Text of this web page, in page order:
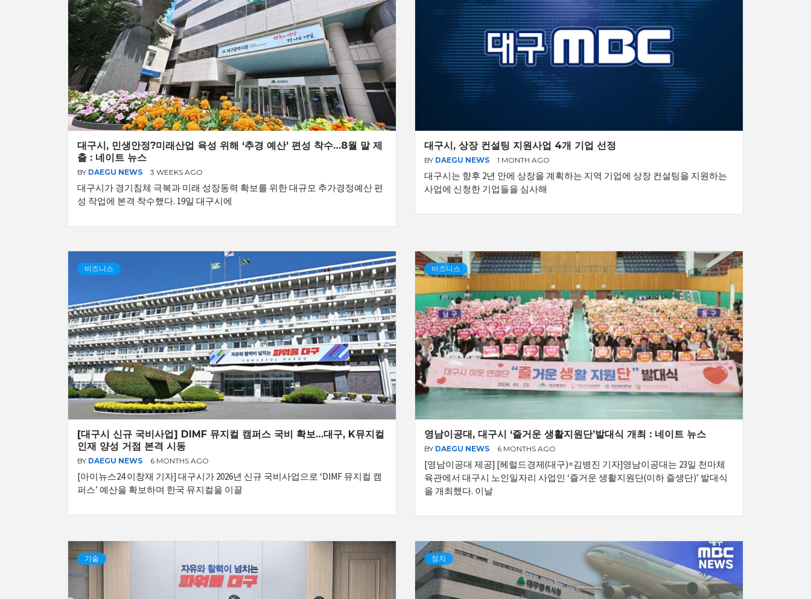
대구시, 민생안정?미래산업 육성 위해 ‘추경 예산’ 편성 착수…8월 말 제
출 : 네이트 뉴스
BY DAEGU NEWS 3 WEEKS AGO
대구시가 경기침체 극복과 미래 성장동력 확보를 위한 대규모 추가경정예산 편
성 작업에 본격 착수했다. 19일 대구시에
대구시, 상장 컨설팅 지원사업 4개 기업 선정
BY DAEGU NEWS 1 MONTH AGO
대구시는 향후 2년 안에 상장을 계획하는 지역 기업에 상장 컨설팅을 지원하는
사업에 신청한 기업들을 심사해
비즈니스
[대구시 신규 국비사업] DIMF 뮤지컬 캠퍼스 국비 확보…대구, K뮤지컬
인재 양성 거점 본격 시동
BY DAEGU NEWS 6 MONTHS AGO
[아이뉴스24 이창재 기자] 대구시가 2026년 신규 국비사업으로 ‘DIMF 뮤지컬 캠
퍼스’ 예산을 확보하며 한국 뮤지컬을 이끌
비즈니스
영남이공대, 대구시 ‘즐거운 생활지원단’발대식 개최 : 네이트 뉴스
BY DAEGU NEWS 6 MONTHS AGO
[영남이공대 제공] [헤럴드경제(대구)=김병진 기자]영남이공대는 23일 천마체
육관에서 대구시 노인일자리 사업인 ‘즐거운 생활지원단(이하 즐생단)’ 발대식
을 개최했다. 이날
기술 정치